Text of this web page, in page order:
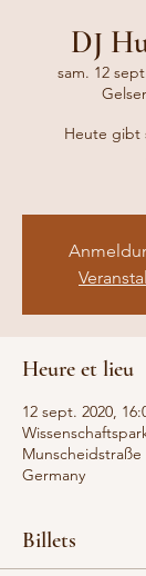
DJ
sam. 12
Heute gibt
Heure et lieu
12 sept. 2020,
Munscheidstraße
Germany
Billets